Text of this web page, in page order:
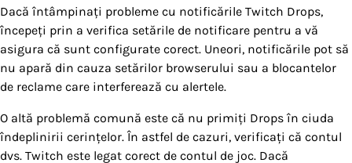
Dacă întâmpinați probleme cu notificările Twitch Drops,
începeți prin a verifica setările de notificare pentru a vă
asigura că sunt configurate corect. Uneori, notificările pot să
nu apară din cauza setărilor browserului sau a blocantelor
de reclame care interferează cu alertele.
O altă problemă comună este că nu primiți Drops în ciuda
îndeplinirii cerințelor. În astfel de cazuri, verificați că contul
dvs. Twitch este legat corect de contul de joc. Dacă